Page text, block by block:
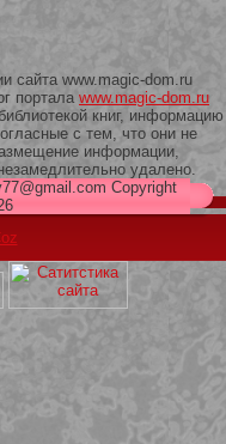
сайта www.magic-dom.ru
портала www.magic-dom.ru
книг, информацию
с тем, что они не
информации,
удалено.
Copyright